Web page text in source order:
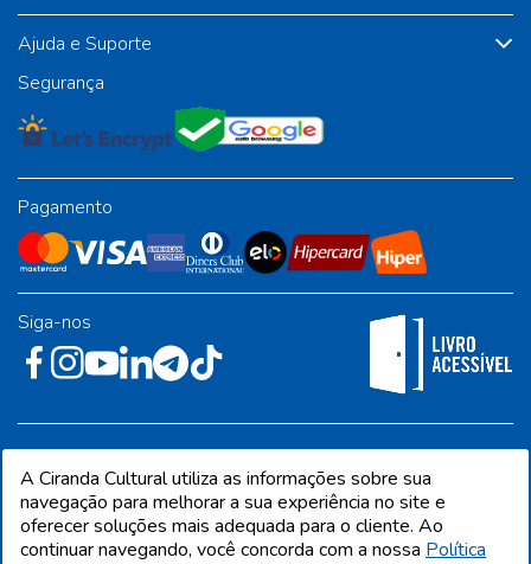
Ajuda e Suporte
Segurança
Pagamento
Siga-nos
Industrial - Jandira/SP - CEP 06612-001
A Ciranda Cultural utiliza as informações sobre sua
navegação para melhorar a sua experiência no site e
oferecer soluções mais adequada para o cliente. Ao
continuar navegando, você concorda com a nossa Política